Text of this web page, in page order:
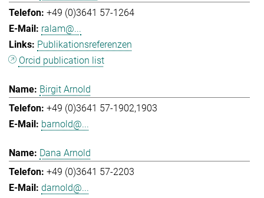
+49 (0)3641 57-1264
ralam@...
Publikationsreferenzen
Orcid publication list
Birgit Arnold
+49 (0)3641 57-1902,1903
barnold@...
Dana Arnold
+49 (0)3641 57-2203
darnold@...